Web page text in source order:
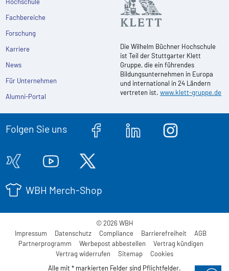
Hochschule
Fachbereiche
Forschung
Karriere
News
Für Unternehmen
Alumni-Portal
Die Wilhelm Büchner Hochschule
ist Teil der Stuttgarter Klett
Gruppe, die ein führendes
Bildungsunternehmen in Europa
und international in 24 Ländern
vertreten ist.www.klett-gruppe.de
Folgen Sie uns
WBH Merch-Shop
© 2026 WBH
Impressum
Datenschutz Compliance Barrierefreiheit
AGB
Partnerprogramm
Werbepost abbestellen
Vertrag kündigen
Vertrag widerrufen
Sitemap
Cookies
Alle mit * markierten Felder sind Pflichtfelder.